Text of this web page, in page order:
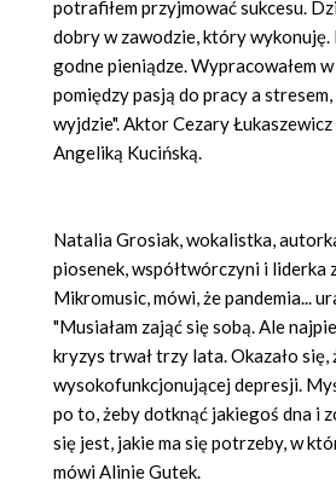
potrafiłem przyjmować sukcesu.
dobry w zawodzie, który wykonuję.
godne pieniądze. Wypracowałem
pomiędzy pasją do pracy a stresem,
wyjdzie". Aktor Cezary
Angeliką Kucińską.
Natalia Grosiak, wokalistka,
piosenek, współtwórczyni i liderka
Mikromusic, mówi, żepandemia...
"Musiałam zająć sięsobą. Ale
kryzys trwał trzy lata. Okazało się,
wysokofunkcjonującej depresji.
po to, żeby dotknąć jakiegoś dna i
się jest, jakie ma się potrzeby, w któ
mówi Alinie Gutek.